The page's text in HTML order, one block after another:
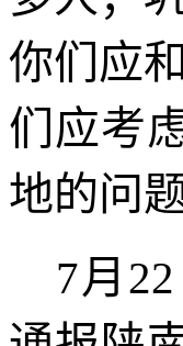
你们应
们应考
地的问题
7月 22